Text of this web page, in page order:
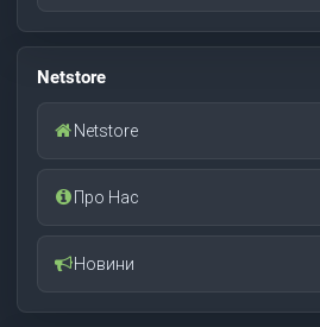
Netstore
Netstore
Про Нас
Новини